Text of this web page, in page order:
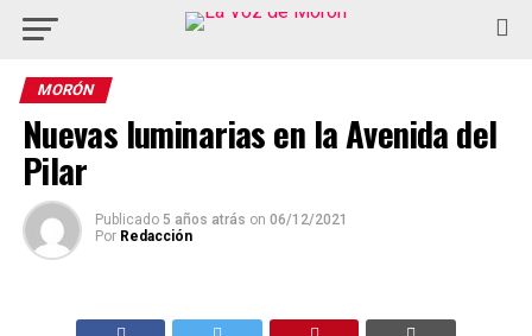
MORÓN
Nuevas luminarias en la Avenida del
Pilar
Publicado 5 años atrás on 06/12/2021
Por Redacción